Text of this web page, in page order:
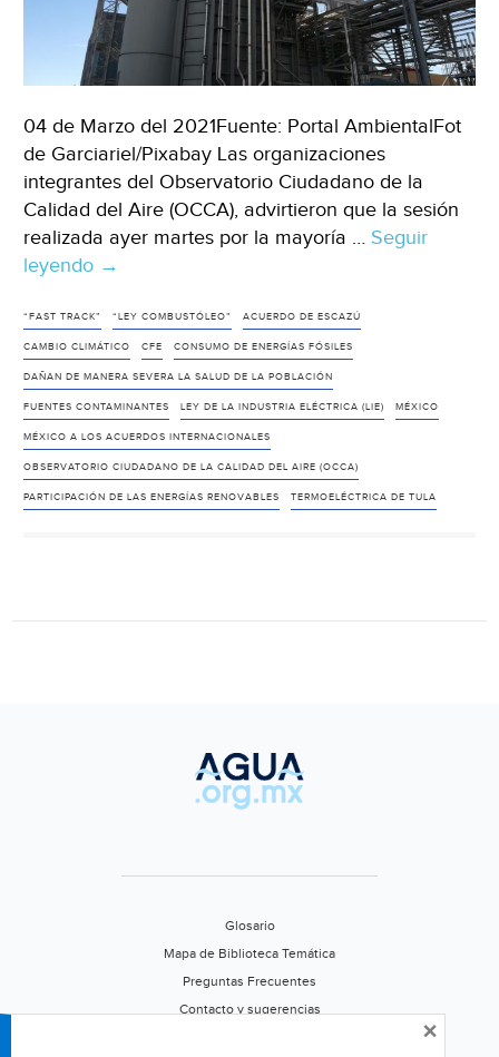
04 de Marzo del 2021Fuente: Portal AmbientalFot
de Garciariel/Pixabay Las organizaciones
integrantes del Observatorio Ciudadano de la
Calidad del Aire (OCCA), advirtieron que la sesión
realizada ayer martes por la mayoría … Seguir
leyendo México:
denuncian
graves
consecuencias
de
la
“Ley
Combustóleo”
(Portal
→
“FAST TRACK” “LEY COMBUSTÓLEO” ACUERDO DE ESCAZÚ
CAMBIO CLIMÁTICO CFE CONSUMO DE ENERGÍAS FÓSILES
DAÑAN DE MANERA SEVERA LA SALUD DE LA POBLACIÓN
FUENTES CONTAMINANTES LEY DE LA INDUSTRIA ELÉCTRICA (LIE) MÉXICO
MÉXICO A LOS ACUERDOS INTERNACIONALES
OBSERVATORIO CIUDADANO DE LA CALIDAD DEL AIRE (OCCA)
PARTICIPACIÓN DE LAS ENERGÍAS RENOVABLES TERMOELÉCTRICA DE TULA
Glosario
Mapa de Biblioteca Temática
Preguntas Frecuentes
Contacto y sugerencias
×